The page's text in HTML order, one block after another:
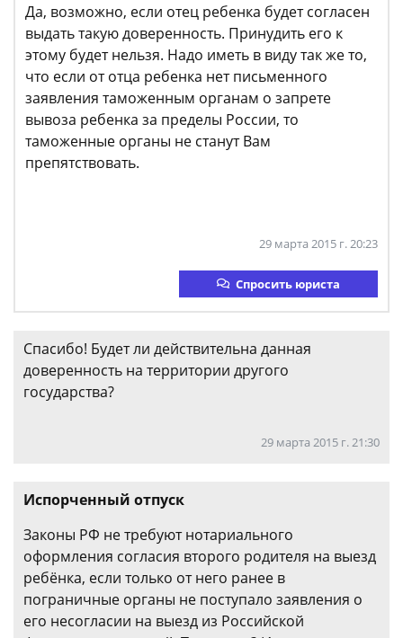
Да, возможно, если отец ребенка будет согласен
выдать такую доверенность. Принудить его к
этому будет нельзя. Надо иметь в виду так же то,
что если от отца ребенка нет письменного
заявления таможенным органам о запрете
вывоза ребенка за пределы России, то
таможенные органы не станут Вам
препятствовать.
29 марта 2015 г. 20:23
Спросить юриста
Спасибо! Будет ли действительна данная
доверенность на территории другого
государства?
29 марта 2015 г. 21:30
Испорченный отпуск
Законы РФ не требуют нотариального
оформления согласия второго родителя на выезд
ребёнка, если только от него ранее в
пограничные органы не поступало заявления о
его несогласии на выезд из Российской